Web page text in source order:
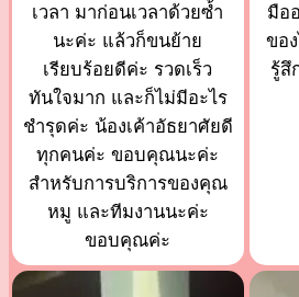
เวลา มาก่อนเวลาด้วยซ้ำ
นะค่ะ แล้วก็ขนย้าย
เรียบร้อยดีค่ะ รวดเร็ว
ทันใจมาก และก็ไม่มีอะไร
ชำรุดค่ะ น้องเค้าอัธยาศัยดี
ทุกคนค่ะ ขอบคุณนะค่ะ
สำหรับการบริการของคุณ
หมู และทีมงานนะค่ะ
ขอบคุณค่ะ
มือ
ขอ
รู้สึ